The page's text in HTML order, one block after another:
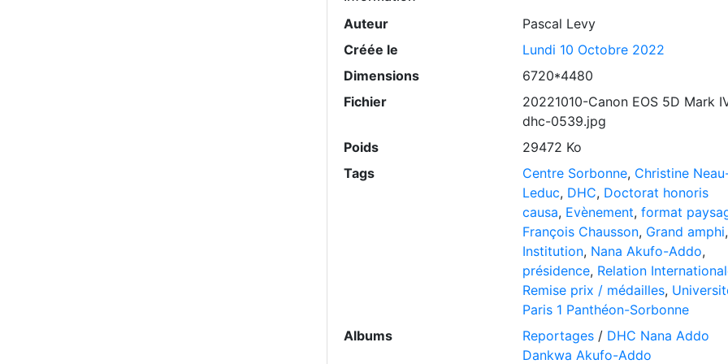
Auteur
Pascal Levy
Créée le
Lundi 10 Octobre 2022
Dimensions
6720*4480
Fichier
20221010-Canon EOS 5D Mark
dhc-0539.jpg
Poids
29472 Ko
Tags
Centre Sorbonne, Christine
Leduc, DHC, Doctorat honoris
causa, Evènement, format
François Chausson, Grand amphi,
Institution, Nana Akufo-Addo,
présidence, Relation
Remise prix / médailles,
Paris 1 Panthéon-Sorbonne
Albums
Reportages / DHC Nana Addo
Dankwa Akufo-Addo